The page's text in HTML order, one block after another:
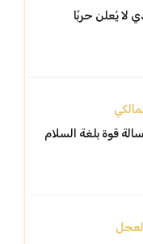
لا يُعلن حربًا
قوة بلغة السلام